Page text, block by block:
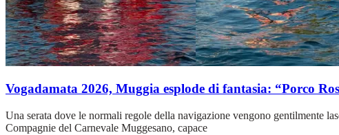
Vogadamata 2026, Muggia esplode di fantasia: “Porco
Una serata dove le normali regole della navigazione vengono gentilmente
Compagnie del Carnevale Muggesano, capace